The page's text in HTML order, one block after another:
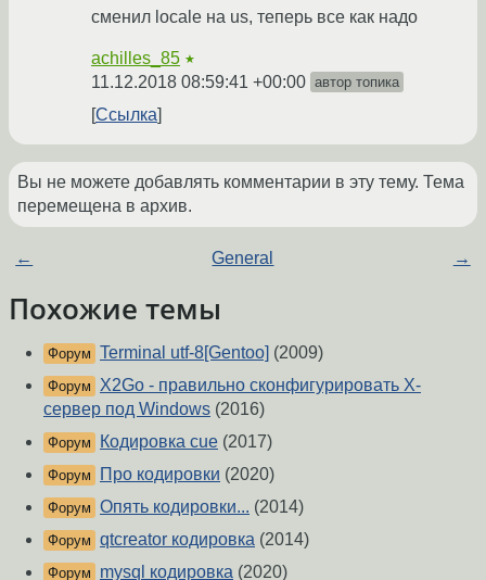
сменил locale на us, теперь все как надо
achilles_85 ★
11.12.2018 08:59:41 +00:00 автор топика
Ссылка
Вы не можете добавлять комментарии в эту тему. Тема
перемещена в архив.
← General →
Похожие темы
Форум Terminal utf-8[Gentoo] (2009)
Форум
X2Go - правильно сконфигурировать X-
сервер под Windows (2016)
Форум Кодировка cue (2017)
Форум Про кодировки (2020)
Форум Опять кодировки... (2014)
Форум qtcreator кодировка (2014)
Форум mysql кодировка (2020)